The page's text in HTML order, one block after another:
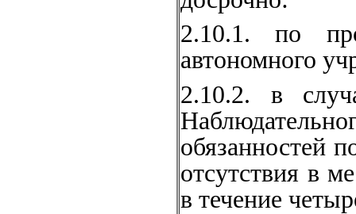
2.10.1. по
автономного
2.10.2. в
обязанностей
отсутствия в
в течение